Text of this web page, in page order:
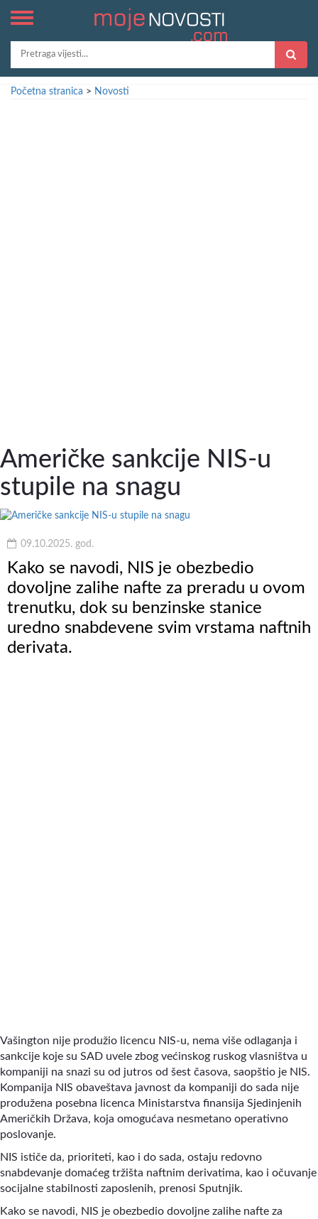
Početna stranica > Novosti
Američke sankcije NIS-u
stupile na snagu
09.10.2025. god.
Kako se navodi, NIS je obezbedio
dovoljne zalihe nafte za preradu u ovom
trenutku, dok su benzinske stanice
uredno snabdevene svim vrstama naftnih
derivata.
Vašington nije produžio licencu NIS-u, nema više odlaganja i
sankcije koje su SAD uvele zbog većinskog ruskog vlasništva u
kompaniji na snazi su od jutros od šest časova, saopštio je NIS.
Kompanija NIS obaveštava javnost da kompaniji do sada nije
produžena posebna licenca Ministarstva finansija Sjedinjenih
Američkih Država, koja omogućava nesmetano operativno
poslovanje.
NIS ističe da, prioriteti, kao i do sada, ostaju redovno
snabdevanje domaćeg tržišta naftnim derivatima, kao i očuvanje
socijalne stabilnosti zaposlenih, prenosi Sputnjik.
Kako se navodi, NIS je obezbedio dovoljne zalihe nafte za